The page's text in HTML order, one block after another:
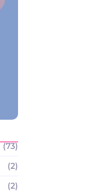
(73)
(2)
(2)